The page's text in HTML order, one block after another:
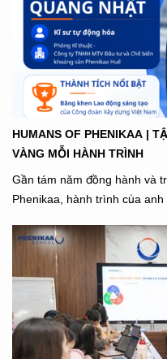
HUMANS OF PHENIKAA |
VÀNG MỖI HÀNH TRÌNH
Gần tám năm đồng hành và
Phenikaa, hành trình của anh